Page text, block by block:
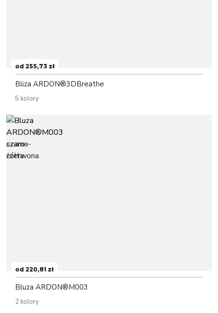
od 255,73 zł
Bliza ARDON®3DBreathe
5 kolory
od 220,81 zł
Bluza ARDON®M003
2 kolory